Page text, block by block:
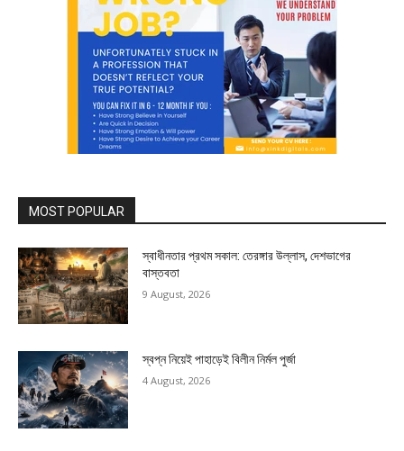
MOST POPULAR
স্বাধীনতার প্রথম সকাল: তেরঙ্গার উল্লাস, দেশভাগের
বাস্তবতা
9 August, 2026
স্বপ্ন নিয়েই পাহাড়েই বিলীন নির্মল পুর্জা
4 August, 2026